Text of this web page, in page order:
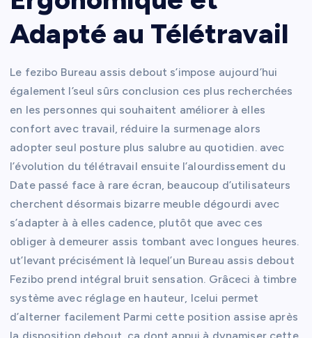
Adapté au Télétravail
Le fezibo Bureau assis debout s’impose aujourd’hui
également l’seul sûrs conclusion ces plus recherchées
en les personnes qui souhaitent améliorer à elles
confort avec travail, réduire la surmenage alors
adopter seul posture plus salubre au quotidien. avec
l’évolution du télétravail ensuite l’alourdissement du
Date passé face à rare écran, beaucoup d’utilisateurs
cherchent désormais bizarre meuble dégourdi avec
s’adapter à à elles cadence, plutôt que avec ces
obliger à demeurer assis tombant avec longues heures.
ut’levant précisément là lequel’un Bureau assis debout
Fezibo prend intégral bruit sensation. Grâceci à timbre
système avec réglage en hauteur, Icelui permet
d’alterner facilement Parmi cette position assise après